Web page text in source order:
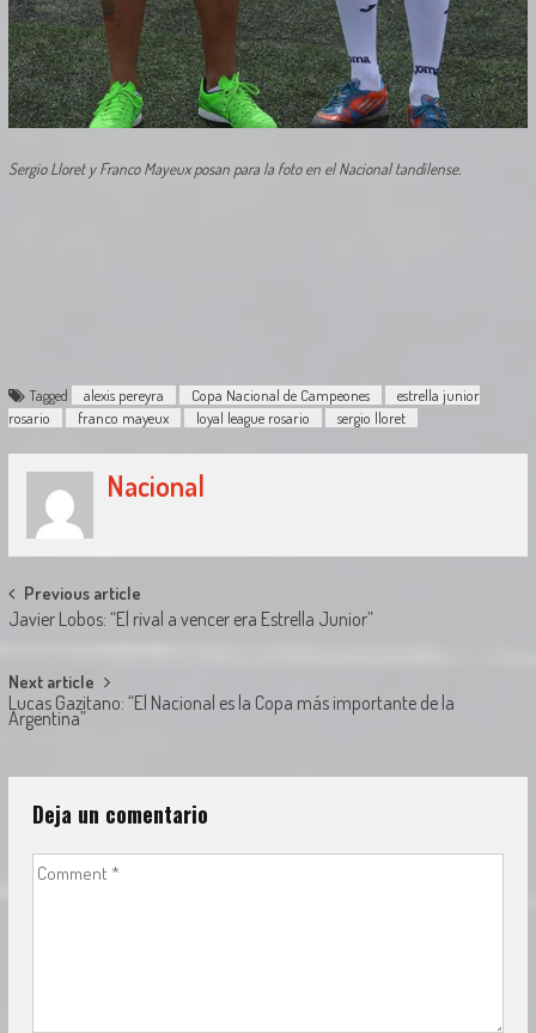
Sergio Lloret y Franco Mayeux posan para la foto en el Nacional tandilense.
Tagged alexis pereyra Copa Nacional de Campeones
estrella junior
rosario
franco mayeux loyal league rosario sergio lloret
Nacional
Post
navigation
Previous article
Javier Lobos: “El rival a vencer era Estrella Junior”
Next article
Lucas Gazitano: “El Nacional es la Copa más importante de la
Argentina”
Deja un comentario